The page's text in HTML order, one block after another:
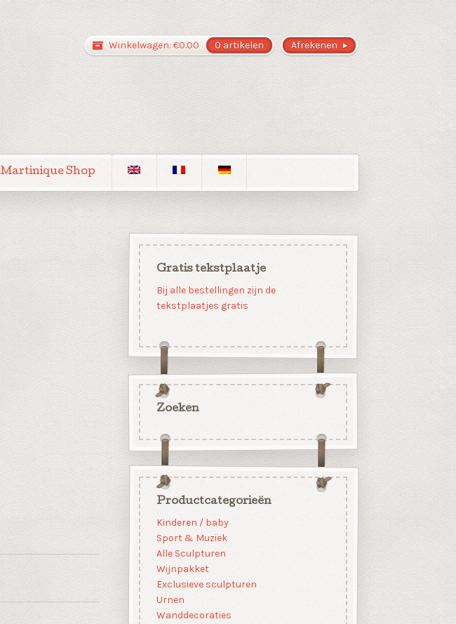
Afrekenen
Winkelwagen: €0.00 0 artikelen
Martinique Shop
Gratis tekstplaatje
Bij alle bestellingen zijn de
tekstplaatjes gratis
Zoeken
Productcategorieën
Kinderen / baby
Sport & Muziek
Alle Sculpturen
Wijnpakket
Exclusieve sculpturen
Urnen
Wanddecoraties